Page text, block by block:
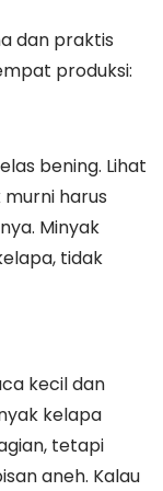
dan praktis
produksi:
bening. Lihat
harus
Minyak
tidak
kecil dan
kelapa
tetapi
aneh. Kalau